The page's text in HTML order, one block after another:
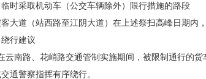
采取机动车（公交车辆除外）限行措施的路段
道（站西路至江阴大道）在上述祭扫高峰日期内，
行建议
南路、花峭路交通管制实施期间，被限制通行的货
通警察指挥有序绕行。